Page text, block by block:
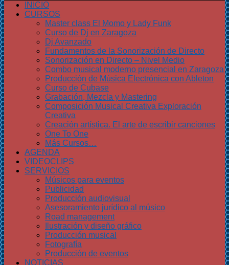
INICIO
CURSOS
Master class El Momo y Lady Funk
Curso de Dj en Zaragoza
Dj Avanzado
Fundamentos de la Sonorización de Directo
Sonorización en Directo – Nivel Medio
Combo musical moderno presencial en Zaragoza
Producción de Música Electrónica con Ableton
Curso de Cubase
Grabación, Mezcla y Mastering
Composición Musical Creativa Exploración
Creativa
Creación artística. El arte de escribir canciones
One To One
Más Cursos…
AGENDA
VIDEOCLIPS
SERVICIOS
Músicos para eventos
Publicidad
Producción audiovisual
Asesoramiento jurídico al músico
Road management
Ilustración y diseño gráfico
Producción musical
Fotografía
Producción de eventos
NOTICIAS